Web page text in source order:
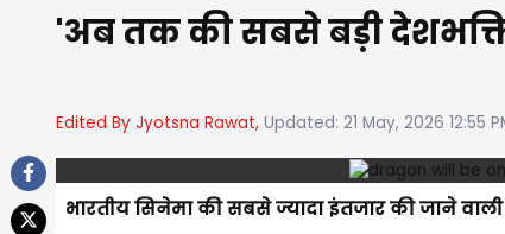
'अब तक की सबसे बड़ी
Edited By Jyotsna Rawat, Updated: 21 May, 2026 12:55
भारतीय सिनेमा की सबसे ज्यादा इंतजार की जाने